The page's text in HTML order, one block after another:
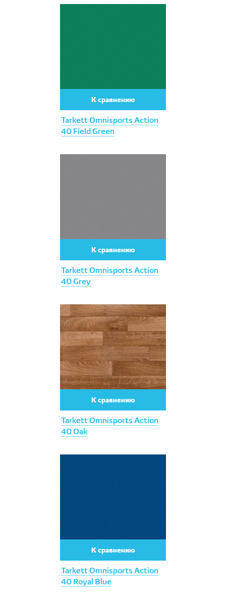
Tarkett Omnisports Action
40 Field Green
К сравнению
Tarkett Omnisports Action
40 Grey
К сравнению
Tarkett Omnisports Action
40 Oak
К сравнению
Tarkett Omnisports Action
40 Royal Blue
К сравнению